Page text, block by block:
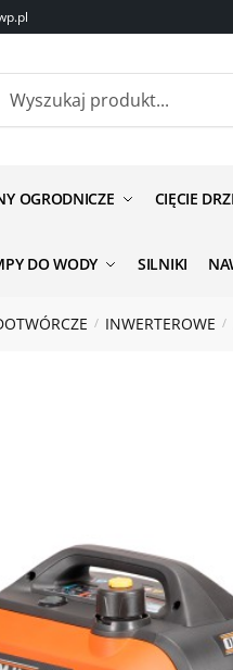
OGRODNICZE CIĘCIE
DO WODY SILNIKI
/ INWERTEROWE /
Zapytanie
Email
Wyślij